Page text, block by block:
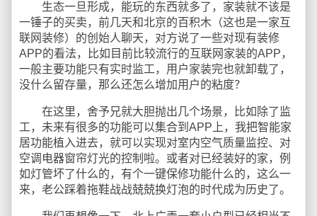
生态一旦形成，能玩的东西就多了，家装就不该是
一锤子的买卖，前几天和北京的百积木（这也是一家互
联网装修）的创始人聊天，对方说了一些对现有装修
APP的看法，比如目前比较流行的互联网家装的APP，
一般主要功能只有实时监工，用户家装完也就卸载了，
没什么留存量，那么还怎么增加用户的粘度？
在这里，舍予兄就大胆抛出几个场景，比如除了监
工，未来有很多的功能可以集合到APP上，我把智能家
居功能植入进去，就可以实现对室内空气质量监控、对
空调电器窗帘灯光的控制啦。或者对已经装好的家，例
如灯管坏了什么的，有个一键保修功能什么的，这么一
来，老公踩着拖鞋战战兢兢换灯泡的时代成为历史了。